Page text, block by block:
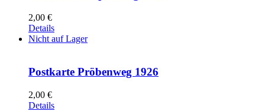
2,00 €
Details
Nicht auf Lager
Postkarte Pröbenweg 1926
2,00 €
Details